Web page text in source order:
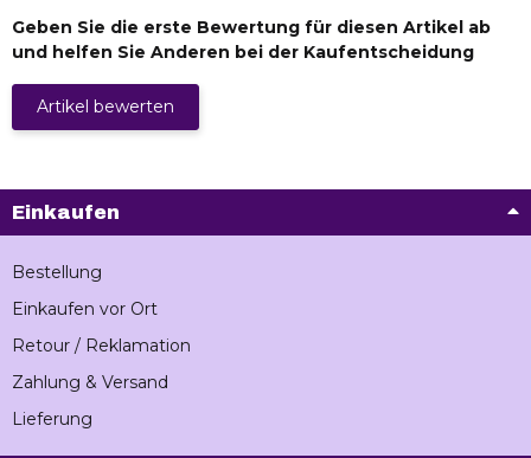
Geben Sie die erste Bewertung für diesen Artikel ab
und helfen Sie Anderen bei der Kaufentscheidung
Artikel bewerten
Einkaufen
Bestellung
Einkaufen vor Ort
Retour / Reklamation
Zahlung & Versand
Lieferung